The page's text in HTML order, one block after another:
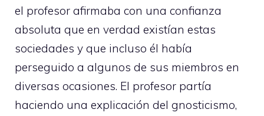
el profesor afirmaba con una confianza
absoluta que en verdad existían estas
sociedades y que incluso él había
perseguido a algunos de sus miembros en
diversas ocasiones. El profesor partía
haciendo una explicación del gnosticismo,